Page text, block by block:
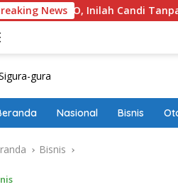
News
Inilah Candi Tanpa Bayangan
Nasional Bisnis
Bisnis